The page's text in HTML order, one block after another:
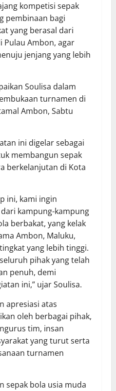
kompetisi sepak
pembinaan bagi
yang berasal dari
Pulau Ambon, agar
jenjang yang lebih
Soulisa dalam
turnamen di
Ambon, Sabtu
ini digelar sebagai
membangun sepak
berkelanjutan di Kota
ini, kami ingin
kampung-kampung
berbakat, yang kelak
Ambon, Maluku,
yang lebih tinggi.
pihak yang telah
penuh, demi
ini,” ujar Soulisa.
apresiasi atas
oleh berbagai pihak,
tim, insan
yang turut serta
turnamen
sepak bola usia muda